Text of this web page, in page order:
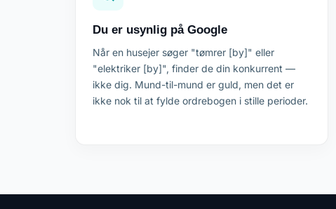
Du er usynlig på Google
Når en husejer søger "tømrer [by]" eller
"elektriker [by]", finder de din konkurrent —
ikke dig. Mund-til-mund er guld, men det er
ikke nok til at fylde ordrebogen i stille perioder.